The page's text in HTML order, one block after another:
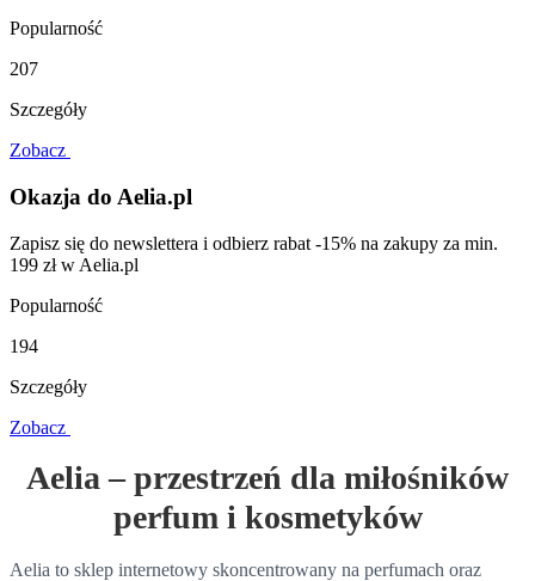
Popularność
207
Szczegóły
Zobacz
Okazja do Aelia.pl
Zapisz się do newslettera i odbierz rabat -15% na zakupy za min.
199 zł w Aelia.pl
Popularność
194
Szczegóły
Zobacz
Aelia – przestrzeń dla miłośników
perfum i kosmetyków
Aelia to sklep internetowy skoncentrowany na perfumach oraz